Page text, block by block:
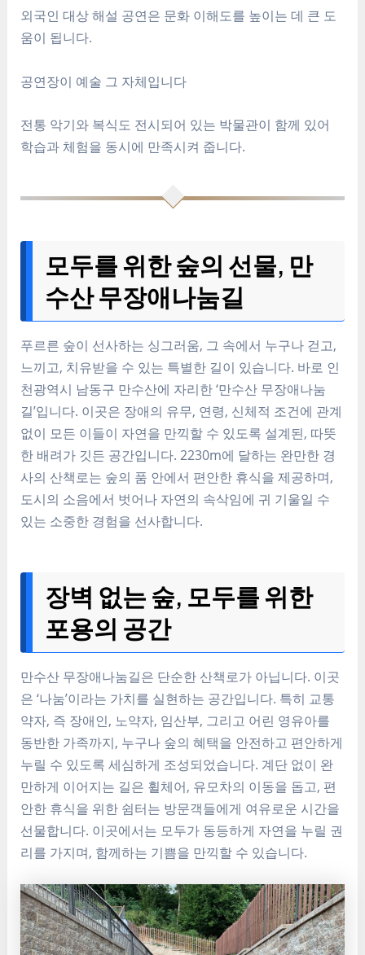
외국인 대상 해설 공연은 문화 이해도를 높이는 데 큰 도
움이 됩니다.
공연장이 예술 그 자체입니다
전통 악기와 복식도 전시되어 있는 박물관이 함께 있어
학습과 체험을 동시에 만족시켜 줍니다.
모두를 위한 숲의 선물, 만
수산 무장애나눔길
푸르른 숲이 선사하는 싱그러움, 그 속에서 누구나 걷고,
느끼고, 치유받을 수 있는 특별한 길이 있습니다. 바로 인
천광역시 남동구 만수산에 자리한 ‘만수산 무장애나눔
길’입니다. 이곳은 장애의 유무, 연령, 신체적 조건에 관계
없이 모든 이들이 자연을 만끽할 수 있도록 설계된, 따뜻
한 배려가 깃든 공간입니다. 2230m에 달하는 완만한 경
사의 산책로는 숲의 품 안에서 편안한 휴식을 제공하며,
도시의 소음에서 벗어나 자연의 속삭임에 귀 기울일 수
있는 소중한 경험을 선사합니다.
장벽 없는 숲, 모두를 위한
포용의 공간
만수산 무장애나눔길은 단순한 산책로가 아닙니다. 이곳
은 ‘나눔’이라는 가치를 실현하는 공간입니다. 특히 교통
약자, 즉 장애인, 노약자, 임산부, 그리고 어린 영유아를
동반한 가족까지, 누구나 숲의 혜택을 안전하고 편안하게
누릴 수 있도록 세심하게 조성되었습니다. 계단 없이 완
만하게 이어지는 길은 휠체어, 유모차의 이동을 돕고, 편
안한 휴식을 위한 쉼터는 방문객들에게 여유로운 시간을
선물합니다. 이곳에서는 모두가 동등하게 자연을 누릴 권
리를 가지며, 함께하는 기쁨을 만끽할 수 있습니다.